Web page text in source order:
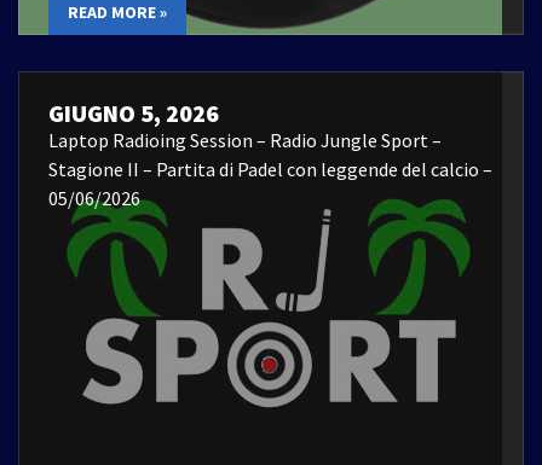
READ MORE »
GIUGNO 5, 2026
Laptop Radioing Session – Radio Jungle Sport –
Stagione II – Partita di Padel con leggende del calcio –
05/06/2026